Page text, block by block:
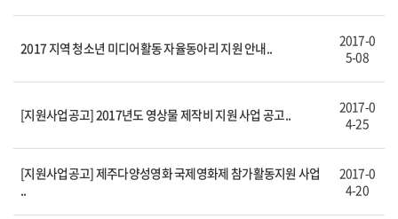
2017 지역 청소년 미디어활동 자율동아리 지원 안내..
2017-0
5-08
[지원사업공고] 2017년도 영상물 제작비 지원 사업 공고..
2017-0
4-25
[지원사업공고] 제주다양성영화 국제영화제 참가활동지원 사업
..
2017-0
4-20